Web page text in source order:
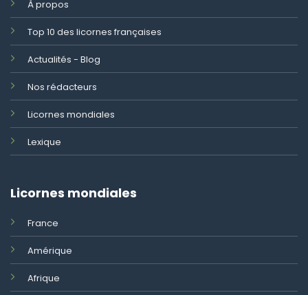
À propos
Top 10 des licornes françaises
Actualités - Blog
Nos rédacteurs
Licornes mondiales
Lexique
Licornes mondiales
France
Amérique
Afrique